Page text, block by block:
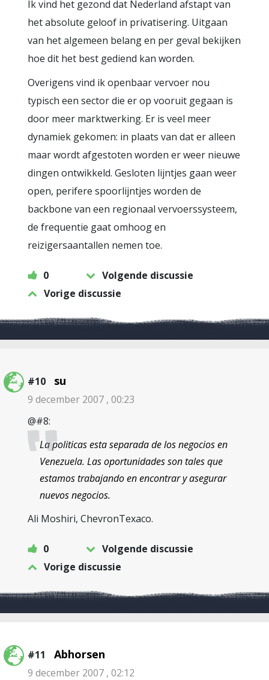
Ik vind het gezond dat Nederland afstapt van
het absolute geloof in privatisering. Uitgaan
van het algemeen belang en per geval bekijken
hoe dit het best gediend kan worden.
Overigens vind ik openbaar vervoer nou
typisch een sector die er op vooruit gegaan is
door meer marktwerking. Er is veel meer
dynamiek gekomen: in plaats van dat er alleen
maar wordt afgestoten worden er weer nieuwe
dingen ontwikkeld. Gesloten lijntjes gaan weer
open, perifere spoorlijntjes worden de
backbone van een regionaal vervoerssysteem,
de frequentie gaat omhoog en
reizigersaantallen nemen toe.
0
Volgende discussie
Vorige discussie
#10 su
9 december 2007 , 00:23
@#8:
La politicas esta separada de los negocios en
Venezuela. Las oportunidades son tales que
estamos trabajando en encontrar y asegurar
nuevos negocios.
Ali Moshiri, ChevronTexaco.
0
Volgende discussie
Vorige discussie
#11 Abhorsen
9 december 2007 , 02:12